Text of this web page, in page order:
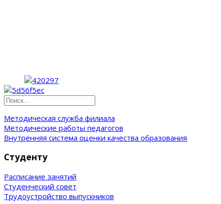
Методическая служба филиала
Методические работы педагогов
Внутренняя система оценки качества образования
Студенту
Расписание занятий
Студенческий совет
Трудоустройство выпускников